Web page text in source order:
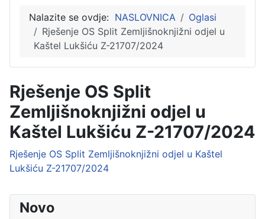
Nalazite se ovdje: NASLOVNICA
Oglasi
Rješenje OS Split Zemljišnoknjižni odjel u
Kaštel Lukšiću Z-21707/2024
Rješenje OS Split
Zemljišnoknjižni odjel u
Kaštel Lukšiću Z-21707/2024
Rješenje OS Split Zemljišnoknjižni odjel u Kaštel
Lukšiću Z-21707/2024
Novo